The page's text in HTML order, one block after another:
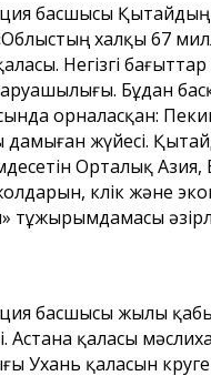
басшысы
халқы 67
Негізгі
Бұдан
орналасқан:
дамыған жүйесі.
Орталық Азия,
көлік және
тұжырымдамасы
басшысы жылы
Астана қаласы
Ухань қаласын